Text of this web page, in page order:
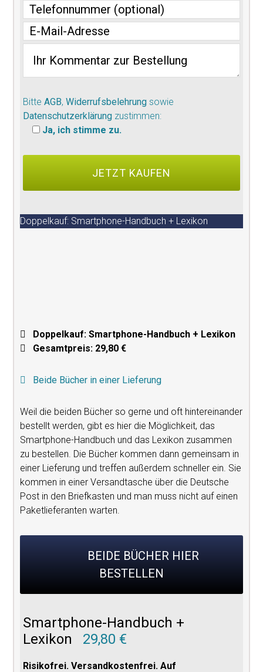
BitteAGB,Widerrufsbelehrung sowie
Datenschutzerklärung zustimmen:
Ja, ich stimme zu.
Doppelkauf: Smartphone-Handbuch + Lexikon
Doppelkauf: Smartphone-Handbuch + Lexikon
Gesamtpreis: 29,80 €
Beide Bücher in einer Lieferung
Weil die beiden Bücher so gerne und oft hintereinander
bestellt werden, gibt es hier die Möglichkeit, das
Smartphone-Handbuch und das Lexikon zusammen
zu bestellen. Die Bücher kommen dann gemeinsam in
einer Lieferung und treffen außerdem schneller ein. Sie
kommen in einer Versandtasche über die Deutsche
Post in den Briefkasten und man muss nicht auf einen
Paketlieferanten warten.
BEIDE BÜCHER HIER
BESTELLEN
Smartphone-Handbuch +
Lexikon 29,80 €
Risikofrei. Versandkostenfrei. Auf